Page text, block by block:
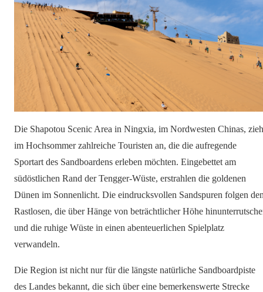
Die Shapotou Scenic Area in Ningxia, im Nordwesten Chinas,
im Hochsommer zahlreiche Touristen an, die die aufregende
Sportart des Sandboardens erleben möchten. Eingebettet am
südöstlichen Rand der Tengger-Wüste, erstrahlen die goldenen
Dünen im Sonnenlicht. Die eindrucksvollen Sandspuren folgen
Rastlosen, die über Hänge von beträchtlicher Höhe
und die ruhige Wüste in einen abenteuerlichen Spielplatz
verwandeln.
Die Region ist nicht nur für die längste natürliche Sandboardpiste
des Landes bekannt, die sich über eine bemerkenswerte Strecke